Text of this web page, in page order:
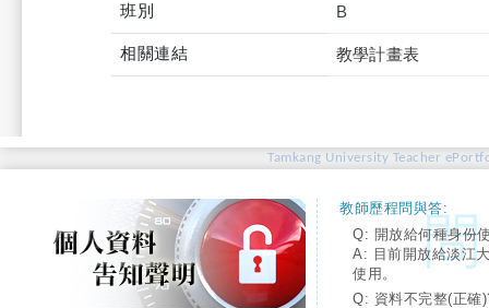
班別 B
相關連結 教學計畫表
Tamkang University Teacher
教師歷程問與答:
Q: 開放給何種身份
A: 目前開放給淡江
使用。
Q: 資料不完整(正確